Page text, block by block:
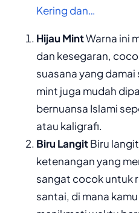
Kering dan…
Hijau MintWarna ini
dan kesegaran,
suasana yang damai
mint juga mudah
bernuansa Islami
atau kaligrafi.
Biru LangitBiru
ketenangan yang
sangat cocok untuk
santai, di mana